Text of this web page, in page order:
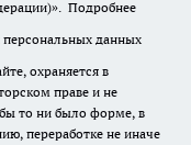
Подробнее
данных
охраняется в
праве и не
то ни было форме, в
переработке не иначе